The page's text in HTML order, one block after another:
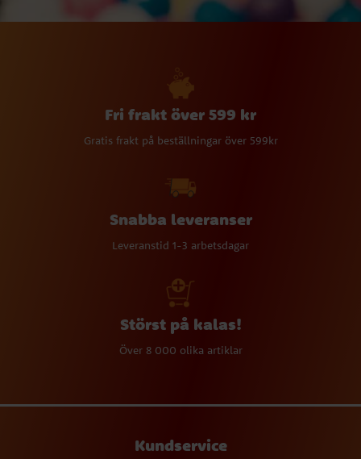
Fri frakt över 599 kr
Gratis frakt på beställningar över 599kr
Snabba leveranser
Leveranstid 1-3 arbetsdagar
Störst på kalas!
Över 8 000 olika artiklar
Kundservice